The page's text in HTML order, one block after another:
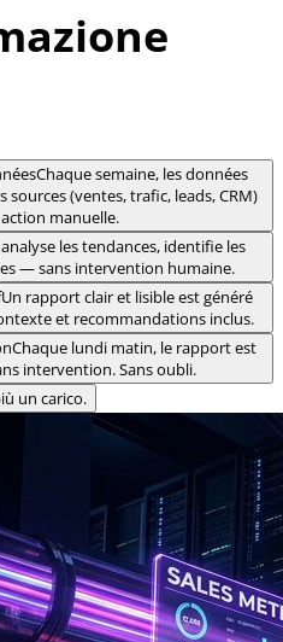
Chaque semaine, les données
(ventes, trafic, leads, CRM)
manuelle.
les tendances, identifie les
— sans intervention humaine.
Un rapport clair et lisible est généré
et recommandations inclus.
Chaque lundi matin, le rapport est
intervention. Sans oubli.
un carico.